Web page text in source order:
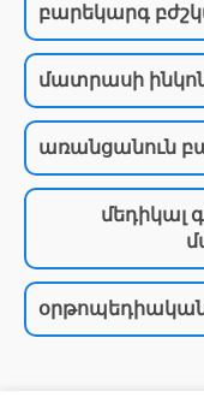
բարեկարգ
մատրասի
առանցանուն
մեդիկալ